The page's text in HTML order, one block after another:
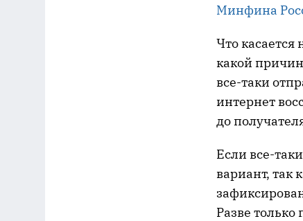
Минфина
Что касается
какой
все-таки
интернет
до
Если все-
вариант, так
Разве